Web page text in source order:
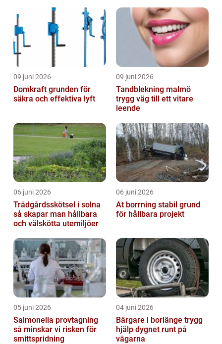
09 juni 2026
Domkraft grunden för
säkra och effektiva lyft
09 juni 2026
Tandblekning malmö
trygg väg till ett vitare
leende
06 juni 2026
Trädgårdsskötsel i solna
så skapar man hållbara
och välskötta utemiljöer
06 juni 2026
At borrning stabil grund
för hållbara projekt
05 juni 2026
Salmonella provtagning
så minskar vi risken för
smittspridning
04 juni 2026
Bärgare i borlänge trygg
hjälp dygnet runt på
vägarna